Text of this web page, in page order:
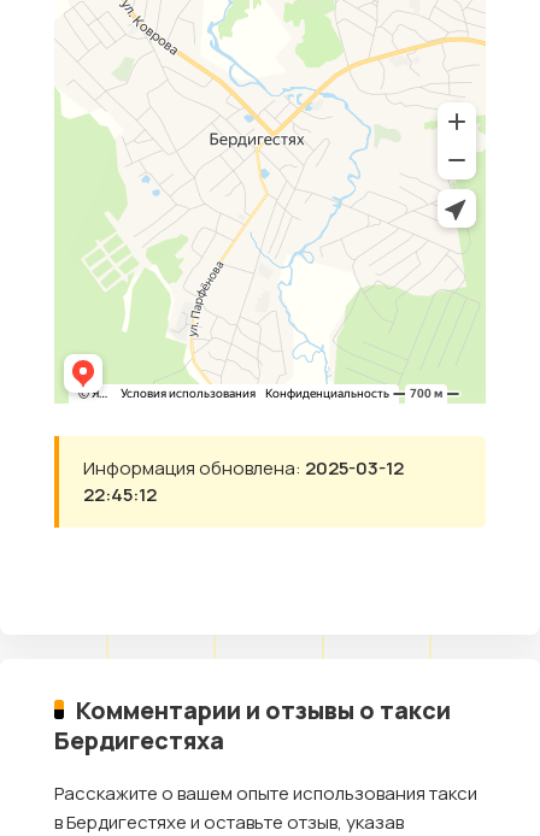
Информация обновлена: 2025-03-12
22:45:12
Комментарии и отзывы о такси
Бердигестяха
Расскажите о вашем опыте использования такси
в Бердигестяхе и оставьте отзыв, указав